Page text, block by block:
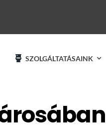
SZOLGÁLTATÁSAINK